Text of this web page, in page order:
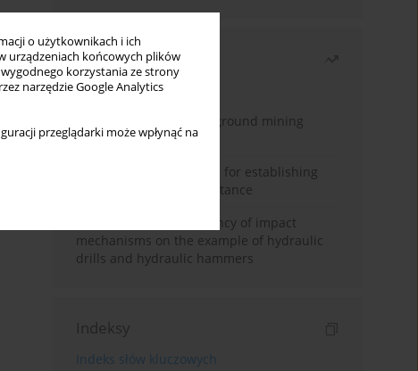
o użytkownikach i ich
urządzeniach końcowych plików
wygodnego korzystania ze strony
narzędzie Google Analytics
przeglądarki może wpłynąć na
Najczęściej czytane
Miesiąc
Rok
Methodology for underground mining
method selection
New theoretical method for establishing
indentation rolling resistance
Evaluation of the efficiency of impact
mechanisms on the example of hydraulic
drills and hydraulic hammers
Indeksy
Indeks słów kluczowych